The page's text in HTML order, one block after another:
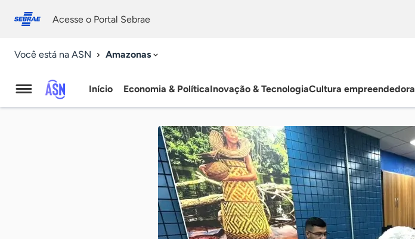
conosco
Acesse o Portal Sebrae
Você está na ASN Amazonas
Agência
Início Economia & PolíticaInovação & TecnologiaCultura empreendedora